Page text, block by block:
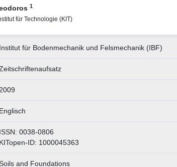
1
für Technologie (KIT)
Institut für Bodenmechanik und Felsmechanik (IBF)
Englisch
ISSN: 0038-0806
KITopen-ID: 1000045363
and Foundations